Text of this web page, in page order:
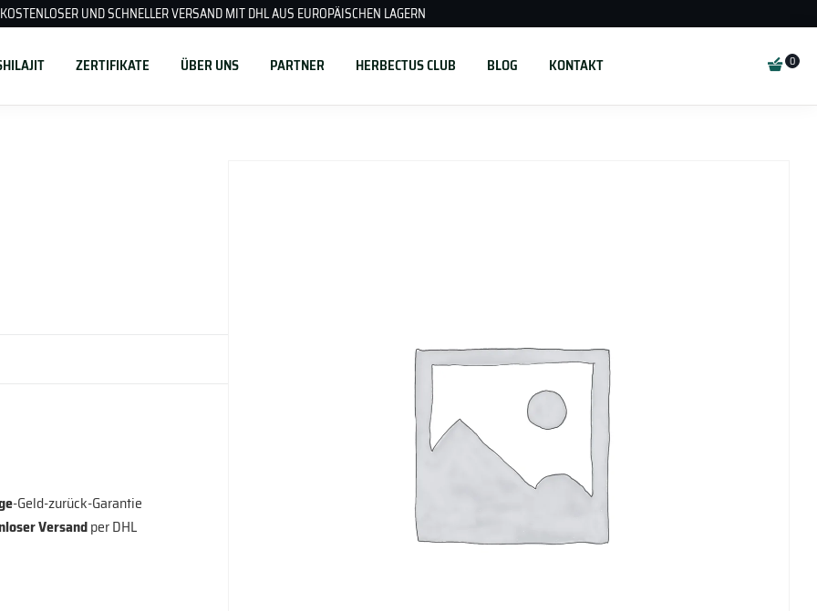
KOSTENLOSER UND SCHNELLER VERSAND MIT DHL AUS EUROPÄISCHEN LAGERN
ZERTIFIKATE ÜBER UNS PARTNER HERBECTUS CLUB BLOG KONTAKT
-Geld-zurück-Garantie
Versandper DHL